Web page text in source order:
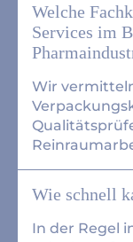
Welche
Services im
Wir
Wie schnell
In der Regel